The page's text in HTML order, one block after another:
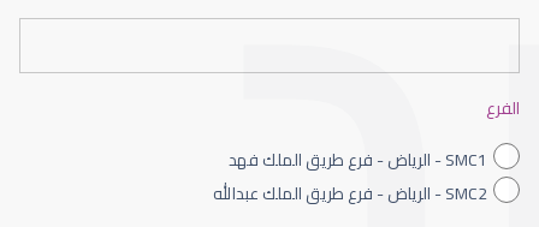
الفرع
SMC1 - الرياض - فرع طريق الملك فهد
SMC2 - الرياض - فرع طريق الملك عبدالله